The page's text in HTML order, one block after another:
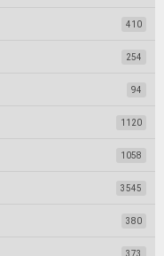
410
254
94
1120
1058
3545
380